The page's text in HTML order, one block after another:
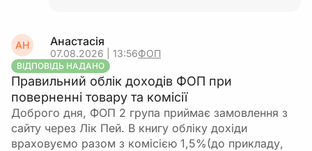
АН Анастасія
07.08.2026 | 13:56ФОП
ВІДПОВІДЬ НАДАНО
Правильний облік доходів ФОП при
поверненні товару та комісії
Доброго дня, ФОП 2 група приймає замовлення з
сайту через Лік Пей. В книгу обліку дохіди
враховуємо разом з комісією 1,5%(до прикладу,